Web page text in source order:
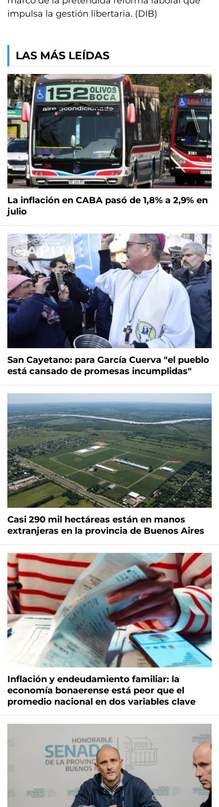
impulsa la gestión libertaria. (DIB)
LAS MÁS LEÍDAS
La inflación en CABA pasó de 1,8% a 2,9% en
julio
San Cayetano: para García Cuerva "el pueblo
está cansado de promesas incumplidas"
Casi 290 mil hectáreas están en manos
extranjeras en la provincia de Buenos Aires
Inflación y endeudamiento familiar: la
economía bonaerense está peor que el
promedio nacional en dos variables clave